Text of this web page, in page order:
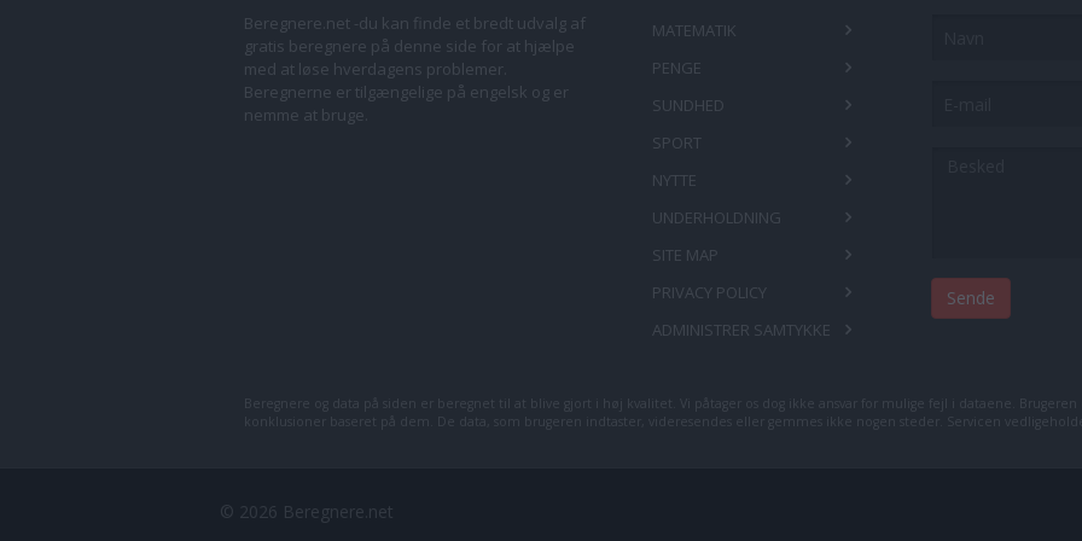
Beregnere.net -du kan finde et bredt udvalg af
gratis beregnere på denne side for at hjælpe
med at løse hverdagens problemer.
Beregnerne er tilgængelige på engelsk og er
nemme at bruge.
MATEMATIK
PENGE
SUNDHED
SPORT
NYTTE
UNDERHOLDNING
SITE MAP
PRIVACY POLICY
ADMINISTRER SAMTYKKE
Beregnere og data på siden er beregnet til at blive gjort i høj kvalitet. Vi påtager os dog ikke ansvar for mulige fejl i dataene. Brugeren
konklusioner baseret på dem. De data, som brugeren indtaster, videresendes eller gemmes ikke nogen steder. Servicen
© 2026 Beregnere.net